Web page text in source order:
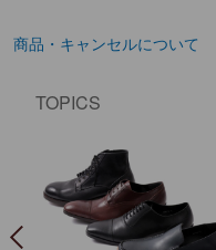
商品・キャンセルについて
TOPICS